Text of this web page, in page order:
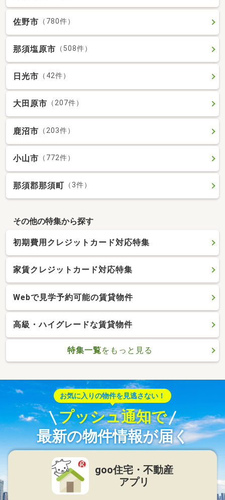
佐野市 （780件）
那須塩原市 （508件）
日光市 （42件）
大田原市 （207件）
鹿沼市 （203件）
小山市 （772件）
那須郡那須町 （3件）
その他の特集から探す
初期費用クレジットカード対応特集
家賃クレジットカード対応特集
Webで見学予約可能の賃貸物件
高級・ハイグレードな賃貸物件
特集一覧をもっと見る
お気に入りの物件を見逃さない！
プッシュ通知で
最新の物件情報が届く
goo住宅・不動産
アプリ